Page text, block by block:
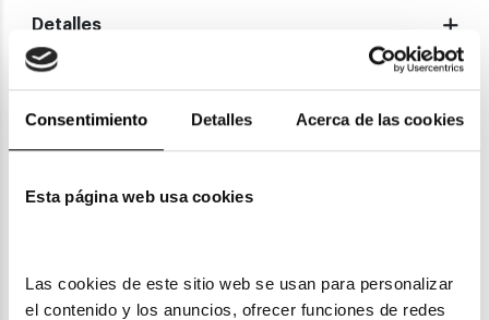
Consentimiento Detalles Acerca de las cookies
Esta página web usa cookies
Las cookies de este sitio web se usan para personalizar
el contenido y los anuncios, ofrecer funciones de redes
Detalles
Envíos